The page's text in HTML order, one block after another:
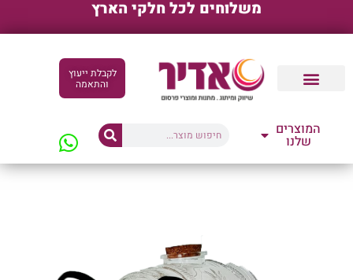
משלוחים לכל חלקי הארץ
לקבלת ייעוץ
והתאמה
המוצרים
שלנו